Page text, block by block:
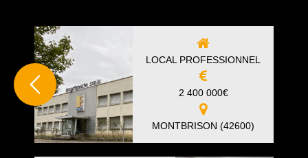
LOCAL PROFESSIONNEL
2 400 000€
MONTBRISON (42600)